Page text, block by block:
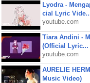
Lyodra -
cial Lyric
youtube.com
Tiara Andini -
(Official Lyric...
youtube.com
AURELIE
Music Video)